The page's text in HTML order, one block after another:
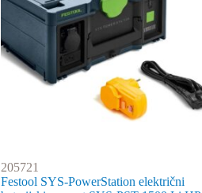
205721
Festool SYS-PowerStation električni